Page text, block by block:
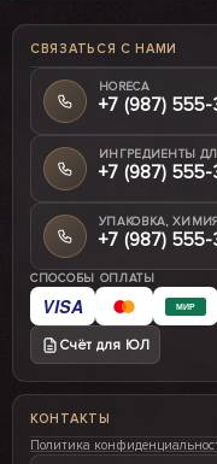
СВЯЗАТЬСЯ С НАМИ
HORECA
+7 (987)
ИНГРЕДИЕНТЫ
+7 (987)
УПАКОВКА,
+7 (987)
СПОСОБЫ ОПЛАТЫ
VISA МИР
Счёт для ЮЛ
КОНТАКТЫ
Политика